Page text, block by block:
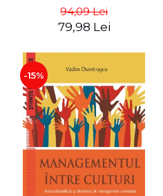
Nicolescu, Ciprian
Nicolescu
94,09 Lei
79,98 Lei
-15%